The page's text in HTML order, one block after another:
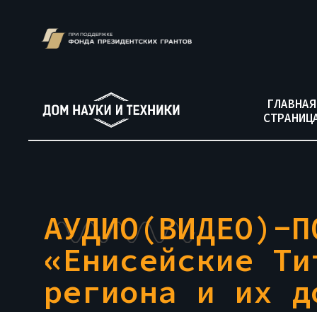
ГЛАВНАЯ
АУДИО(ВИДЕО)-
«Енисейские
региона и их